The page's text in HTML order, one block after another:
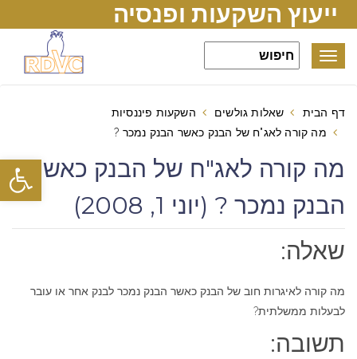
פתח
ייעוץ השקעות ופנסיה
Toggle
דף הבית שאלות גולשים
השקעות פיננסיות
מה קורה לאג"ח של הבנק כאשר הבנק נמכר ?
מה קורה לאג"ח של הבנק כאשר
הבנק נמכר ? (יוני 1, 2008)
שאלה:
מה קורה לאיגרות חוב של הבנק כאשר הבנק נמכר לבנק אחר או עובר
לבעלות ממשלתית?
תשובה: